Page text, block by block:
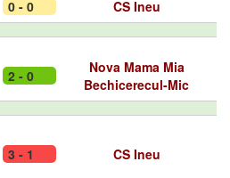
0 - 0 CS Ineu
2 - 0
Nova Mama Mia
Bechicerecul-Mic
3 - 1 CS Ineu